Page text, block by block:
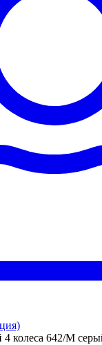
4 колеса 642/M